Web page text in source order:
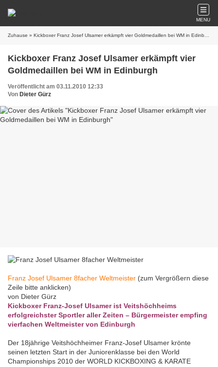
MENU
Zuhause » Kickboxer Franz Josef Ulsamer erkämpft vier Goldmedaillen bei WM in Edinburgh
Kickboxer Franz Josef Ulsamer erkämpft vier
Goldmedaillen bei WM in Edinburgh
Veröffentlicht am 03.11.2010 12:33
Von Dieter Gürz
Franz Josef Ulsamer 8facher Weltmeister (zum Vergrößern diese
Zeile bitte anklicken)
von Dieter Gürz
Kickboxer Franz-Josef Ulsamer ist Veitshöchheims
erfolgreichster Sportler aller Zeiten – Bürgermeister empfing
vierfachen Weltmeister von Edinburgh
Der 18jährige Veitshöchheimer Franz-Josef Ulsamer krönte
seinen letzten Start in der Juniorenklasse bei den World
Championships 2010 der WORLD KICKBOXING & KARATE